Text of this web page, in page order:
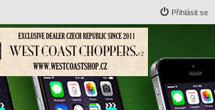
Přihlásit se